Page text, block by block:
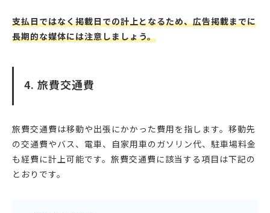
支払日ではなく掲載日での計上となるため、広告掲載までに
長期的な媒体には注意しましょう。
4. 旅費交通費
旅費交通費は移動や出張にかかった費用を指します。移動先
の交通費やバス、電車、自家用車のガソリン代、駐車場料金
も経費に計上可能です。旅費交通費に該当する項目は下記の
とおりです。